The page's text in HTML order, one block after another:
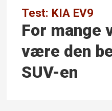
Test: KIA EV9
For mange
være den
SUV-en